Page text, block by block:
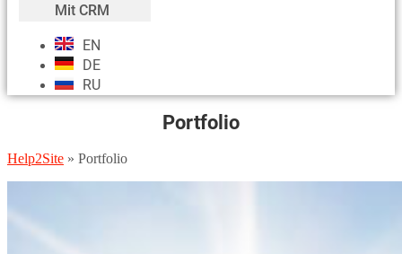
Mit CRM
EN
DE
RU
Portfolio
Help2Site » Portfolio